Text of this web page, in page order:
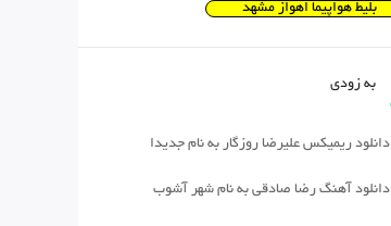
بلیط هواپیما اهواز مشهد
به زودی
دانلود ریمیکس علیرضا روزگار به نام جدیدا
دانلود آهنگ رضا صادقی به نام شهر آشوب